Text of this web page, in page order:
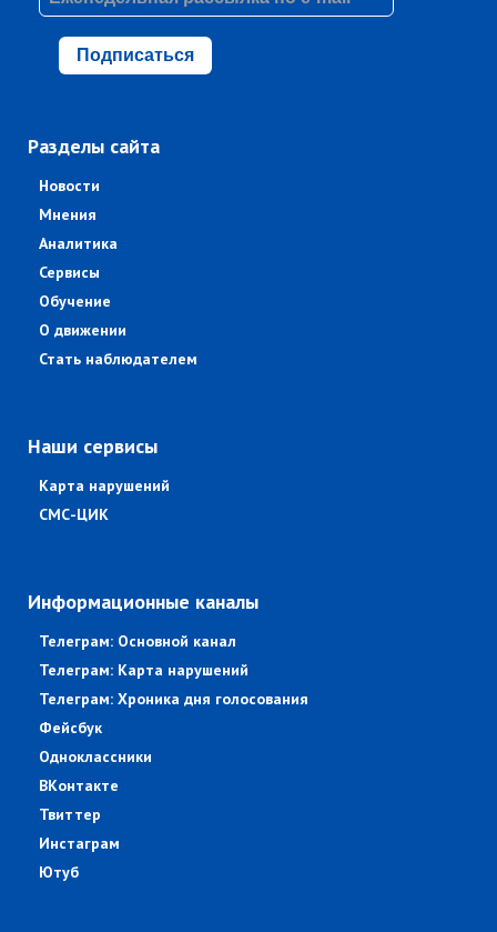
Подписаться
Разделы сайта
Новости
Мнения
Аналитика
Сервисы
Обучение
О движении
Стать наблюдателем
Наши сервисы
Карта нарушений
СМС-ЦИК
Информационные каналы
Телеграм: Основной канал
Телеграм: Карта нарушений
Телеграм: Хроника дня голосования
Фейсбук
Одноклассники
ВКонтакте
Твиттер
Инстаграм
Ютуб